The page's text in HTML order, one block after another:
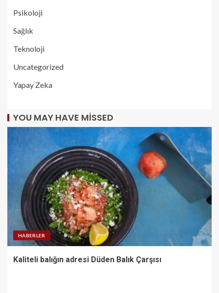
Psikoloji
Sağlık
Teknoloji
Uncategorized
Yapay Zeka
YOU MAY HAVE MISSED
HABERLER
Kaliteli balığın adresi Düden Balık Çarşısı